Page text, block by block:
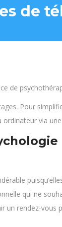
de
de
Pour
via
qui ne
un rendez-